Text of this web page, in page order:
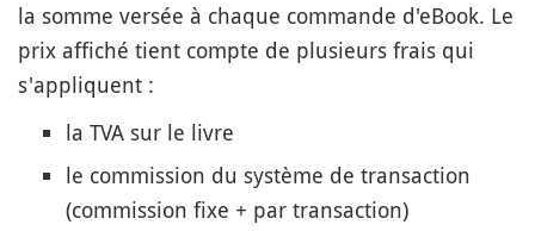
la somme versée à chaque commande d'eBook. Le
prix affiché tient compte de plusieurs frais qui
s'appliquent :
la TVA sur le livre
le commission du système de transaction
(commission fixe + par transaction)